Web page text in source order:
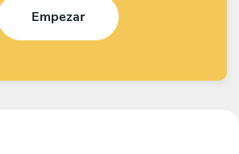
Empezar